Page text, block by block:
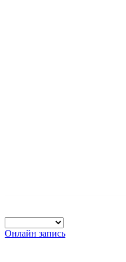
Онлайн запись